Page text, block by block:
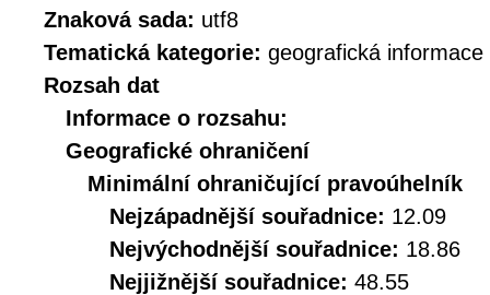
Znaková sada: utf8
Tematická kategorie: geografická informace
Rozsah dat
Informace o rozsahu:
Geografické ohraničení
Minimální ohraničující pravoúhelník
Nejzápadnější souřadnice: 12.09
Nejvýchodnější souřadnice: 18.86
Nejjižnější souřadnice: 48.55